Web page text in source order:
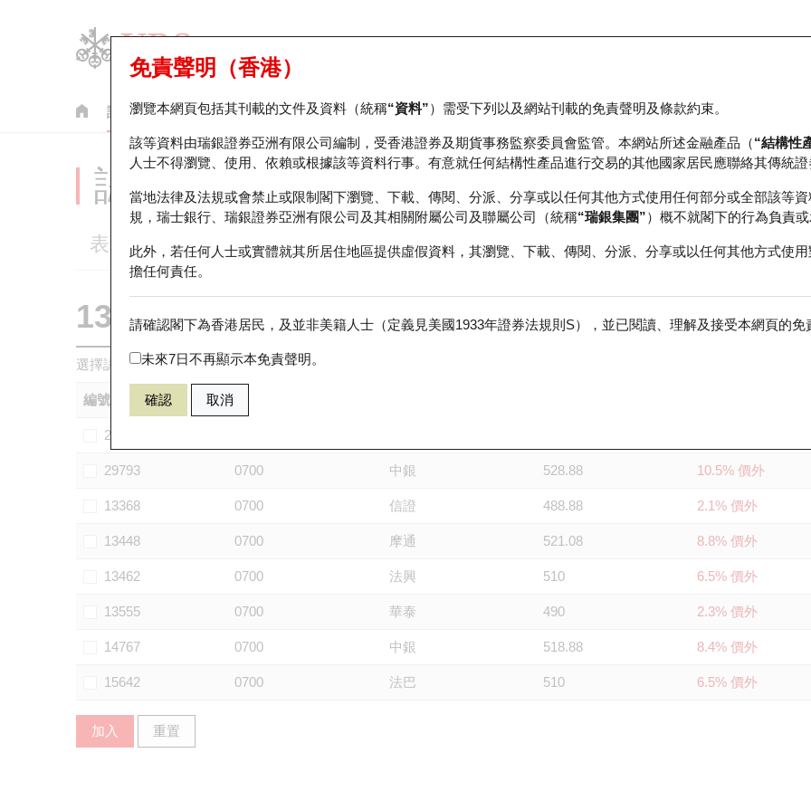
認股證 牛熊證 美股指數產品 輪證市場統計 正股資料及市場統計 瑞銀輪證教室
免責聲明（香港）
瀏覽本網頁包括其刊載的文件及資料（統稱“資料”）需受下列以及網站刊載的免責聲明及條款約束。
該等資料由瑞銀證券亞洲有限公司編制，受香港證券及期貨事務監察委員會監管。本網站所述金融產品（“結構性
人士不得瀏覽、使用、依賴或根據該等資料行事。有意就任何結構性產品進行交易的其他國家居民應聯絡其傳統
當地法律及法規或會禁止或限制閣下瀏覽、下載、傳閱、分派、分享或以任何其他方式使用任何部分或全部該等
規，瑞士銀行、瑞銀證券亞洲有限公司及其相關附屬公司及聯屬公司（統稱“瑞銀集團”）概不就閣下的行為負責
此外，若任何人士或實體就其所居住地區提供虛假資料，其瀏覽、下載、傳閱、分派、分享或以任何其他方式使
擔任何責任。
請確認閣下為香港居民，及並非美籍人士（定義見美國1933年證券法規則S），並已閱讀、理解及接受本網頁的免
未來7日不再顯示本免責聲明。
確認 取消
認股證分析儀
表現 街貨統計 比較
13419 瑞銀認購 0700 騰訊控股
選擇認股證作比較*你可以選擇最多五隻認股證
編號
29090
29793 0700 中銀 528.88 10.5% 價外
13368 0700 信證 488.88 2.1% 價外
13448 0700 摩通 521.08 8.8% 價外
13462 0700 法興 510 6.5% 價外
13555 0700 華泰 490 2.3% 價外
14767 0700 中銀 518.88 8.4% 價外
15642 0700 法巴 510 6.5% 價外
加入 重置